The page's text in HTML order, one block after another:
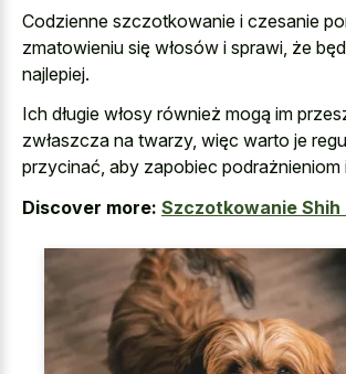
Codzienne szczotkowanie i czesanie
zmatowieniu się włosów i sprawi, że
najlepiej.
Ich długie włosy również mogą im
zwłaszcza na twarzy, więc warto je
przycinać, aby zapobiec podrażnieniom
Discover more: Szczotkowanie Shih